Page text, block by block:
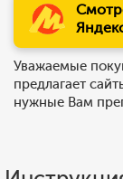
Уважаемые
предлагает
нужные Вам